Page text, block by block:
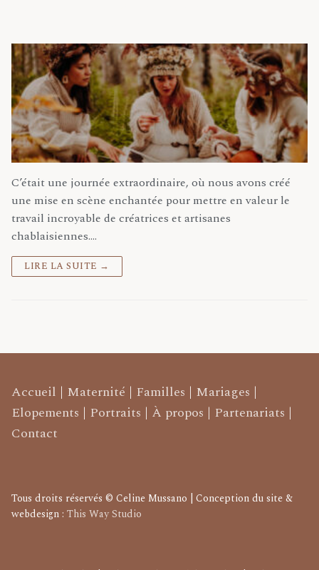
C’était une journée extraordinaire, où nous avons créé
une mise en scène enchantée pour mettre en valeur le
travail incroyable de créatrices et artisanes
chablaisiennes.…
LIRE LA SUITE →
Accueil | Maternité | Familles | Mariages |
Elopements | Portraits | À propos | Partenariats |
Contact
Tous droits réservés © Celine Mussano | Conception du site &
webdesign : This Way Studio